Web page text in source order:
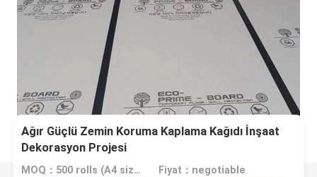
Ağır Güçlü Zemin Koruma Kaplama Kağıdı İnşaat
Dekorasyon Projesi
MOQ：500 rolls (A4 size free sample) Fiyat：negotiable